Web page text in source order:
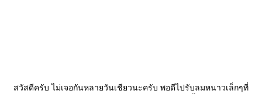
สวัสดีครับ ไม่เจอกันหลายวันเชียวนะครับ พอดีไปรับลมหนาวเล็กๆที่